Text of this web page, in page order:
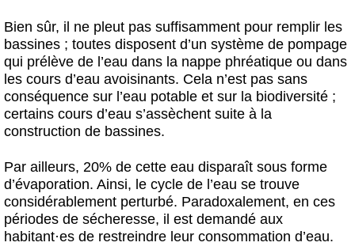
Bien sûr, il ne pleut pas suffisamment pour remplir les
bassines ; toutes disposent d’un système de pompage
qui prélève de l’eau dans la nappe phréatique ou dans
les cours d’eau avoisinants. Cela n’est pas sans
conséquence sur l’eau potable et sur la biodiversité ;
certains cours d’eau s’assèchent suite à la
construction de bassines.
Par ailleurs, 20% de cette eau disparaît sous forme
d’évaporation. Ainsi, le cycle de l’eau se trouve
considérablement perturbé. Paradoxalement, en ces
périodes de sécheresse, il est demandé aux
habitant·es de restreindre leur consommation d’eau.